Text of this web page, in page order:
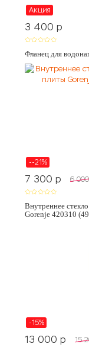
Акция
3 400 p
Фланец для
--21%
7 300 p 6 000
Внутреннее
Gorenje 420310
-15%
13 000 p 15